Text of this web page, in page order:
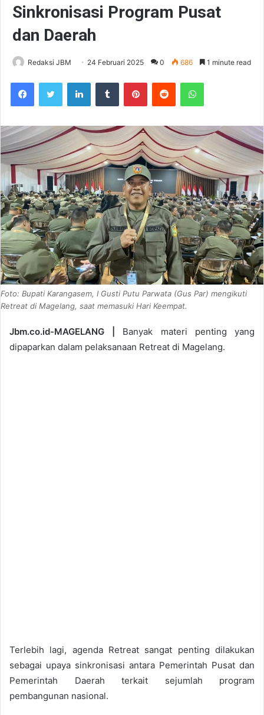
Sinkronisasi Program Pusat
dan Daerah
Redaksi JBM 24 Februari 2025 0 686 1 minute read
Foto: Bupati Karangasem, I Gusti Putu Parwata (Gus Par) mengikuti
Retreat di Magelang, saat memasuki Hari Keempat.
Jbm.co.id-MAGELANG |
Banyak materi penting yang
dipaparkan dalam pelaksanaan Retreat di Magelang.
Terlebih lagi, agenda Retreat sangat penting dilakukan
sebagai upaya sinkronisasi antara Pemerintah Pusat dan
Pemerintah Daerah terkait sejumlah program
pembangunan nasional.